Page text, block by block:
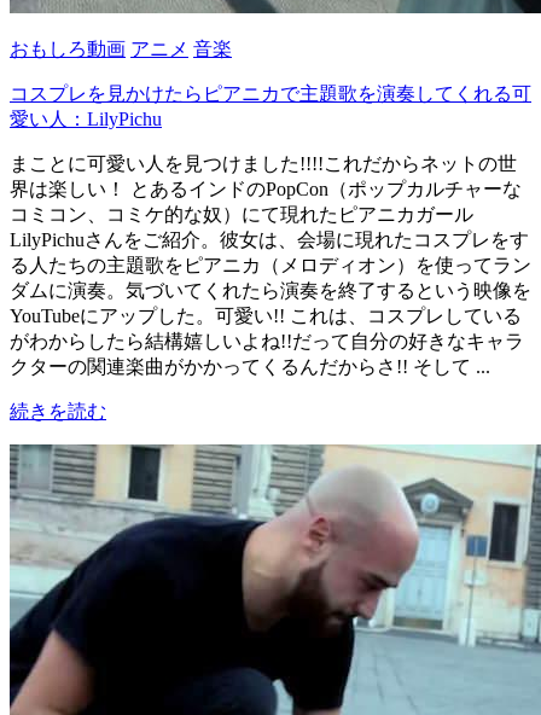
おもしろ動画 アニメ 音楽
コスプレを見かけたらピアニカで主題歌を演奏してくれる可
愛い人：LilyPichu
まことに可愛い人を見つけました!!!!これだからネットの世
界は楽しい！ とあるインドのPopCon（ポップカルチャーな
コミコン、コミケ的な奴）にて現れたピアニカガール
LilyPichuさんをご紹介。彼女は、会場に現れたコスプレをす
る人たちの主題歌をピアニカ（メロディオン）を使ってラン
ダムに演奏。気づいてくれたら演奏を終了するという映像を
YouTubeにアップした。可愛い!! これは、コスプレしている
がわからしたら結構嬉しいよね!!だって自分の好きなキャラ
クターの関連楽曲がかかってくるんだからさ!! そして ...
続きを読む